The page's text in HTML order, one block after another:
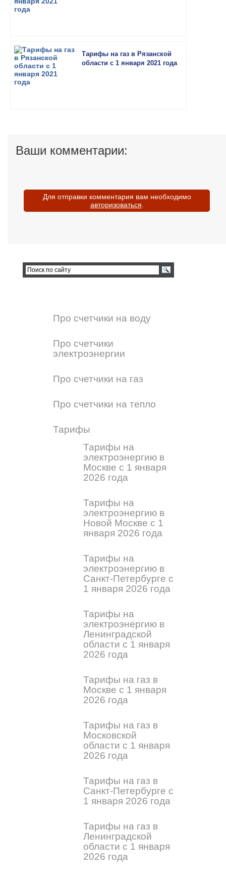
Тарифы на газ в Рязанской
области с 1 января 2021 года
Ваши комментарии:
Для отправки комментария вам необходимо
авторизоваться
Про счетчики на воду
Про счетчики
электроэнергии
Про счетчики на газ
Про счетчики на тепло
Тарифы
Тарифы на
электроэнергию в
Москве с 1 января
2026 года
Тарифы на
электроэнергию в
Новой Москве с 1
января 2026 года
Тарифы на
электроэнергию в
Санкт-Петербурге с
1 января 2026 года
Тарифы на
электроэнергию в
Ленинградской
области с 1 января
2026 года
Тарифы на газ в
Москве с 1 января
2026 года
Тарифы на газ в
Московской
области с 1 января
2026 года
Тарифы на газ в
Санкт-Петербурге с
1 января 2026 года
Тарифы на газ в
Ленинградской
области с 1 января
2026 года